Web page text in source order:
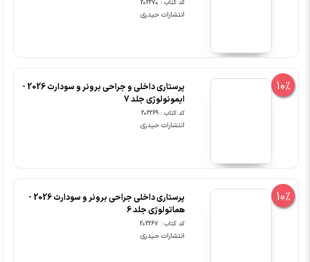
کد کتاب : 202270
انتشارات حیدری
10%
پرستاری داخلی و جراحی برونر و سودارث 2026 -
ایمونولوژی جلد 7
کد کتاب : 202269
انتشارات حیدری
10%
پرستاری داخلی جراحی برونر و سودارث 2026 -
هماتولوژی جلد 6
کد کتاب : 202267
انتشارات حیدری